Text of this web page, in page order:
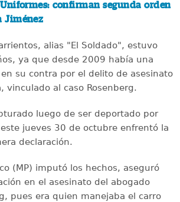
Uniformes: confirman segunda orden
Jiménez
alias "El Soldado", estuvo
ya que desde 2009 había una
su contra por el delito de asesinato
vinculado al caso Rosenberg.
luego de ser deportado por
jueves 30 de octubre enfrentó la
declaración.
(MP) imputó los hechos, aseguró
en el asesinato del abogado
pues era quien manejaba el carro